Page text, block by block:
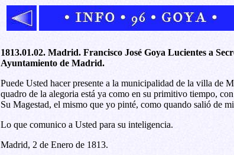
1813.01.02. Madrid. Francisco José Goya Lucientes a
Ayuntamiento de Madrid.
Puede Usted hacer presente a la municipalidad de la villa de
quadro de la alegoria está ya como en su primitivo tiempo,
Su Magestad, el mismo que yo pinté, como quando salió de
Lo que comunico a Usted para su inteligencia.
Madrid, 2 de Enero de 1813.